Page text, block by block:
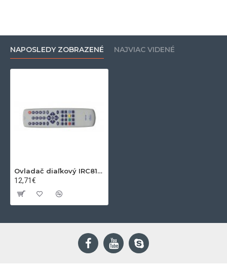
NAPOSLEDY ZOBRAZENÉ NAJVIAC VIDENÉ
Ovladač diaľkový IRC81180 funai, brother
12,71€